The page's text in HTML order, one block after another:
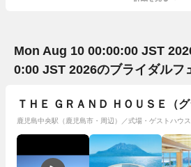
Mon Aug 10 00:00:00 JST
0:00 JST 2026のブライダルフ
ＴＨＥ ＧＲＡＮＤ ＨＯＵＳＥ（グ
鹿児島中央駅（鹿児島市・周辺）／式場・ゲストハウス